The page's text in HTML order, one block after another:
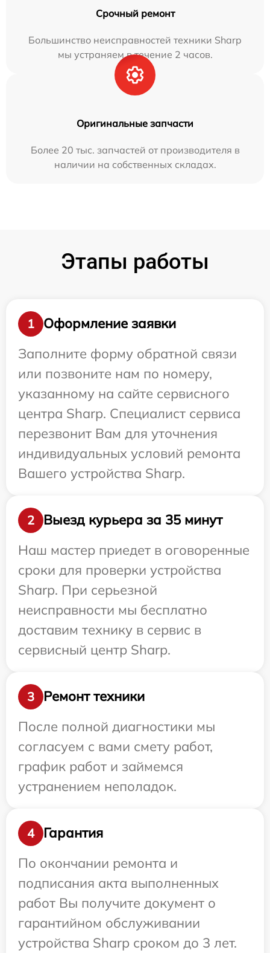
Срочный ремонт
Большинство неисправностей техники Sharp
мы устраняем в течение 2 часов.
Оригинальные запчасти
Более 20 тыс. запчастей от производителя в
наличии на собственных складах.
Этапы работы
1
Оформление заявки
Заполните форму обратной связи
или позвоните нам по номеру,
указанному на сайте сервисного
центра Sharp. Специалист сервиса
перезвонит Вам для уточнения
индивидуальных условий ремонта
Вашего устройства Sharp.
2
Выезд курьера за 35 минут
Наш мастер приедет в оговоренные
сроки для проверки устройства
Sharp. При серьезной
неисправности мы бесплатно
доставим технику в сервис в
сервисный центр Sharp.
3
Ремонт техники
После полной диагностики мы
согласуем с вами смету работ,
график работ и займемся
устранением неполадок.
4
Гарантия
По окончании ремонта и
подписания акта выполненных
работ Вы получите документ о
гарантийном обслуживании
устройства Sharp сроком до 3 лет.